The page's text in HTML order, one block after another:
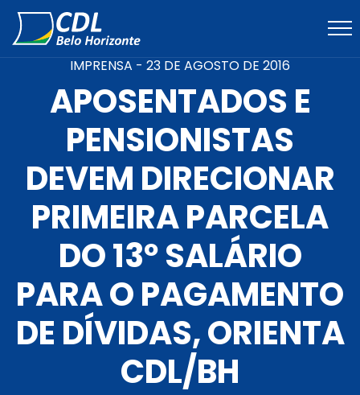
IMPRENSA - 23 DE AGOSTO DE 2016
APOSENTADOS E
PENSIONISTAS
DEVEM DIRECIONAR
PRIMEIRA PARCELA
DO 13º SALÁRIO
PARA O PAGAMENTO
DE DÍVIDAS, ORIENTA
CDL/BH